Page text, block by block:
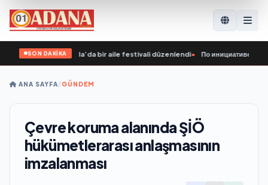
SON DAKİKA
Yoshkar-Ola’da bir aile festivali düzenlendi• По инициативе
ANA SAYFA/GÜNDEM
Çevre koruma alanında ŞİÖ
hükümetlerarası anlaşmasının
imzalanması